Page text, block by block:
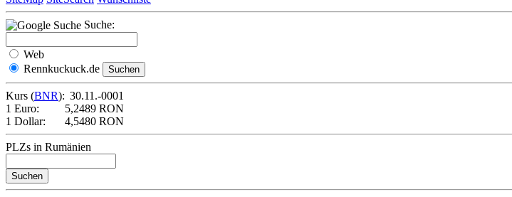
Suche:
Web
Rennkuckuck.de
Kurs (BNR): 30.11.-0001
1 Euro:
5,2489 RON
1 Dollar:
4,5480 RON
PLZs in Rumänien